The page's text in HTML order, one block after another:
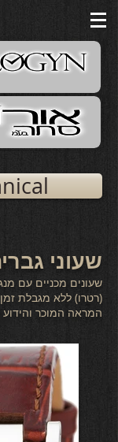
שעוני
שעונים מכניים עם
(רטרו) ללא מגבלת
המראה המוכר